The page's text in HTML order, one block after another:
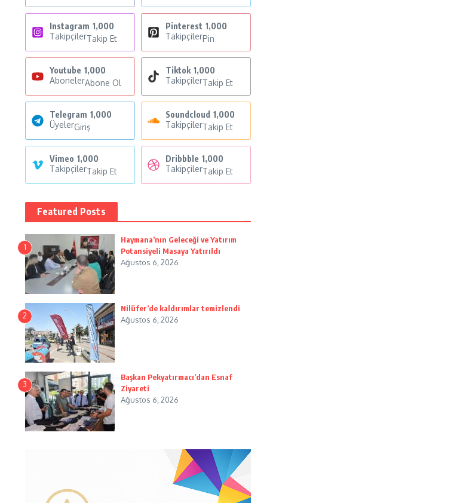
Instagram 1,000
TakipçilerTakip Et
Pinterest 1,000
TakipçilerPin
Youtube 1,000
AbonelerAbone Ol
Tiktok 1,000
TakipçilerTakip Et
Telegram 1,000
ÜyelerGiriş
Soundcloud 1,000
TakipçilerTakip Et
Vimeo 1,000
TakipçilerTakip Et
Dribbble 1,000
TakipçilerTakip Et
Featured Posts
1
Haymana’nın Geleceği ve Yatırım
Potansiyeli Masaya Yatırıldı
Ağustos 6, 2026
2
Nilüfer’de kaldırımlar temizlendi
Ağustos 6, 2026
3
Başkan Pekyatırmacı’dan Esnaf
Ziyareti
Ağustos 6, 2026